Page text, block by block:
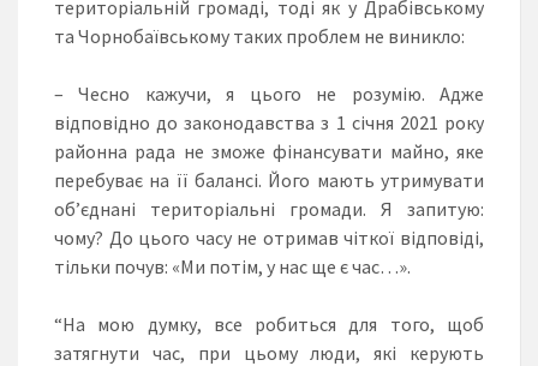
територіальній громаді, тоді як у Драбівському
та Чорнобаївському таких проблем не виникло:
– Чесно кажучи, я цього не розумію. Адже
відповідно до законодавства з 1 січня 2021 року
районна рада не зможе фінансувати майно, яке
перебуває на її балансі. Його мають утримувати
об’єднані територіальні громади. Я запитую:
чому? До цього часу не отримав чіткої відповіді,
тільки почув: «Ми потім, у нас ще є час…».
“На мою думку, все робиться для того, щоб
затягнути час, при цьому люди, які керують